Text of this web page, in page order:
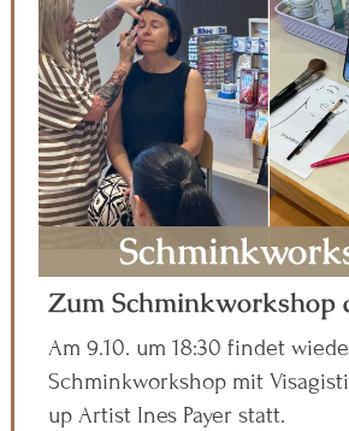
Zum Schminkworkshop
Am 9.10. um 18:30 findet
Schminkworkshop mit
up Artist Ines Payer statt.